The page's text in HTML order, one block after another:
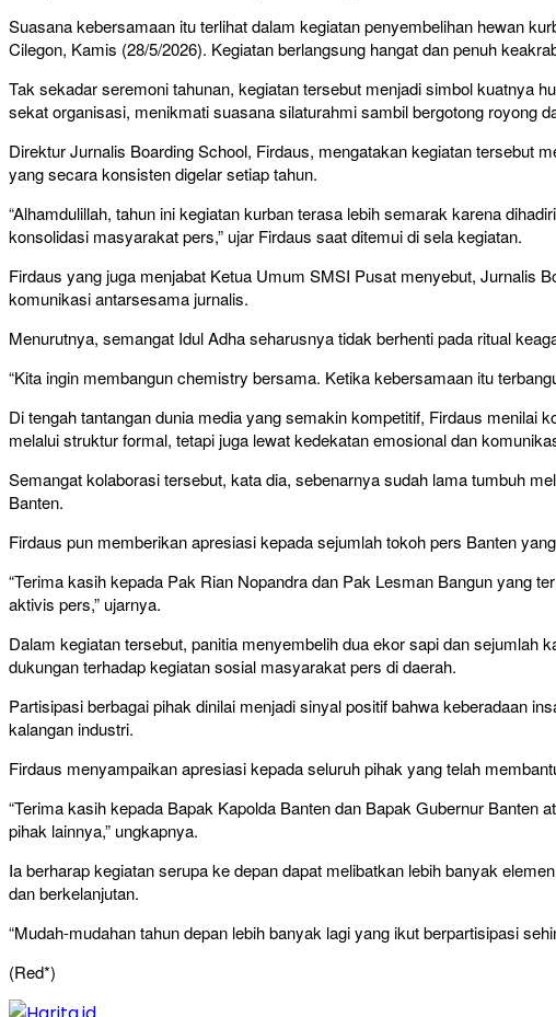
Suasana kebersamaan itu terlihat dalam kegiatan penyembelihan hewan
Cilegon, Kamis (28/5/2026). Kegiatan berlangsung hangat dan penuh
Tak sekadar seremoni tahunan, kegiatan tersebut menjadi simbol kuatnya
sekat organisasi, menikmati suasana silaturahmi sambil bergotong royong
Direktur Jurnalis Boarding School, Firdaus, mengatakan kegiatan tersebut
yang secara konsisten digelar setiap tahun.
“Alhamdulillah, tahun ini kegiatan kurban terasa lebih semarak karena
konsolidasi masyarakat pers,” ujar Firdaus saat ditemui di sela kegiatan.
Firdaus yang juga menjabat Ketua Umum SMSI Pusat menyebut, Jurnalis
komunikasi antarsesama jurnalis.
Menurutnya, semangat Idul Adha seharusnya tidak berhenti pada ritual
“Kita ingin membangun chemistry bersama. Ketika kebersamaan itu
Di tengah tantangan dunia media yang semakin kompetitif, Firdaus menilai
melalui struktur formal, tetapi juga lewat kedekatan emosional dan
Semangat kolaborasi tersebut, kata dia, sebenarnya sudah lama tumbuh
Banten.
Firdaus pun memberikan apresiasi kepada sejumlah tokoh pers Banten
“Terima kasih kepada Pak Rian Nopandra dan Pak Lesman Bangun yang
aktivis pers,” ujarnya.
Dalam kegiatan tersebut, panitia menyembelih dua ekor sapi dan sejumlah
dukungan terhadap kegiatan sosial masyarakat pers di daerah.
Partisipasi berbagai pihak dinilai menjadi sinyal positif bahwa keberadaan
kalangan industri.
Firdaus menyampaikan apresiasi kepada seluruh pihak yang telah
“Terima kasih kepada Bapak Kapolda Banten dan Bapak Gubernur
pihak lainnya,” ungkapnya.
Ia berharap kegiatan serupa ke depan dapat melibatkan lebih banyak
dan berkelanjutan.
“Mudah-mudahan tahun depan lebih banyak lagi yang ikut berpartisipasi
(Red*)